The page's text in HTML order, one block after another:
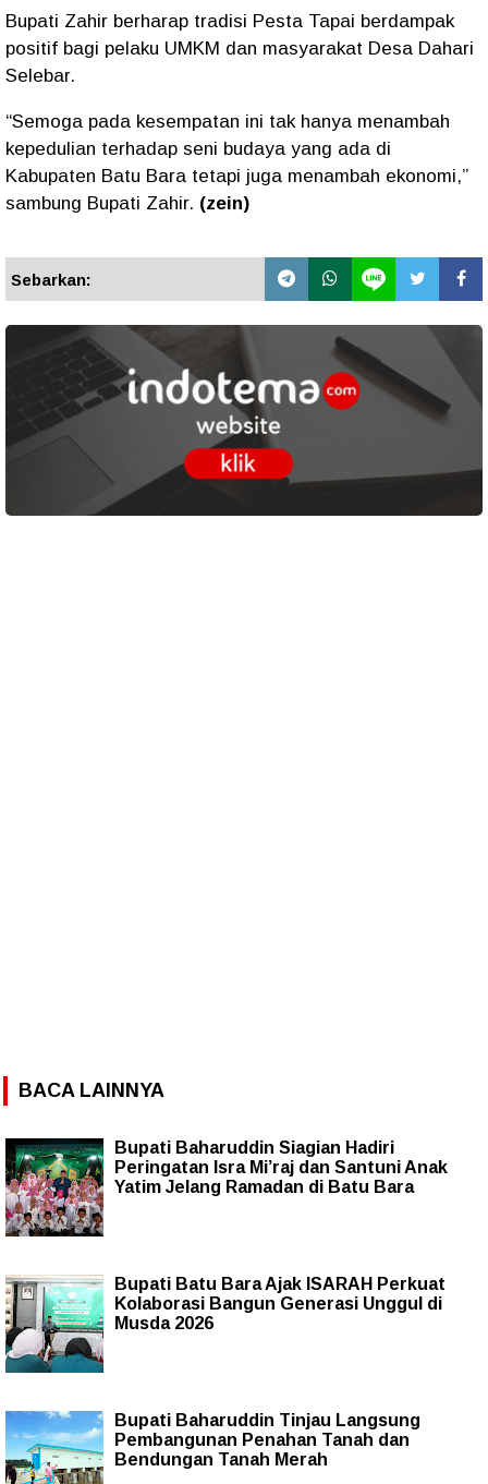
Bupati Zahir berharap tradisi Pesta Tapai berdampak
positif bagi pelaku UMKM dan masyarakat Desa Dahari
Selebar.
“Semoga pada kesempatan ini tak hanya menambah
kepedulian terhadap seni budaya yang ada di
Kabupaten Batu Bara tetapi juga menambah ekonomi,”
sambung Bupati Zahir. (zein)
Sebarkan:
BACA LAINNYA
Bupati Baharuddin Siagian Hadiri
Peringatan Isra Mi’raj dan Santuni Anak
Yatim Jelang Ramadan di Batu Bara
Bupati Batu Bara Ajak ISARAH Perkuat
Kolaborasi Bangun Generasi Unggul di
Musda 2026
Bupati Baharuddin Tinjau Langsung
Pembangunan Penahan Tanah dan
Bendungan Tanah Merah